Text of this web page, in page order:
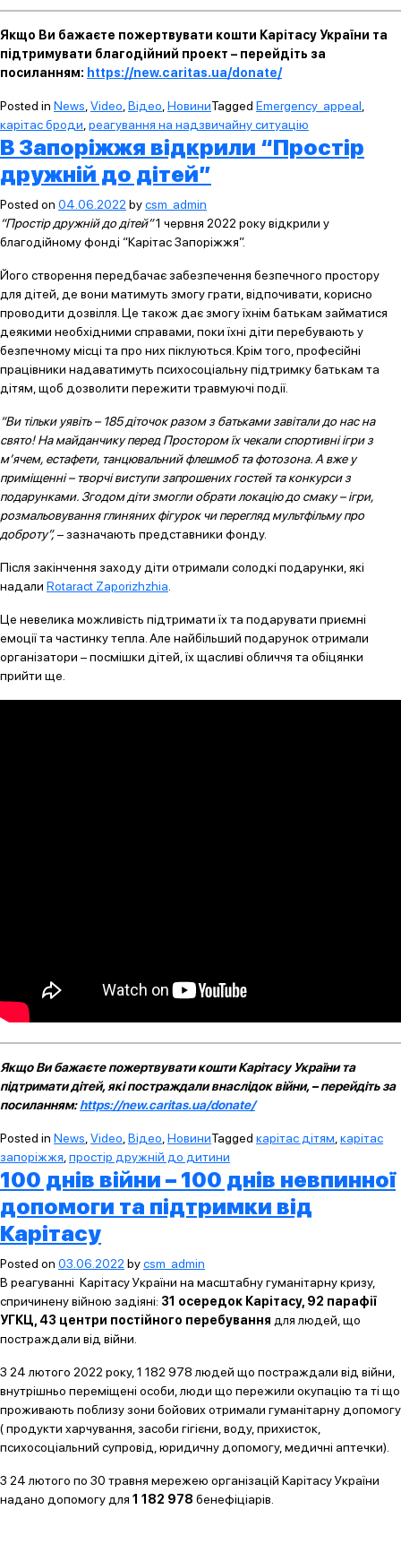
Якщо Ви бажаєте пожертвувати кошти Карітасу України та
підтримувати благодійний проект – перейдіть за
посиланням: https://new.caritas.ua/donate/
Posted in News Video Відео НовиниTagged Emergency_appeal
карітас броди реагування на надзвичайну ситуацію
В Запоріжжя відкрили “Простір
дружній до дітей”
Posted on 04.06.2022 bycsm_admin
“Простір дружній до дітей”1 червня 2022 року відкрили у
благодійному фонді “Карітас Запоріжжя”.
Його створення передбачає забезпечення безпечного простору
для дітей, де вони матимуть змогу грати, відпочивати, корисно
проводити дозвілля. Це також дає змогу їхнім батькам займатися
деякими необхідними справами, поки їхні діти перебувають у
безпечному місці та про них піклуються. Крім того, професійні
працівники надаватимуть психосоціальну підтримку батькам та
дітям, щоб дозволити пережити травмуючі події.
“Ви тільки уявіть – 185 діточок разом з батьками завітали до нас на
свято! На майданчику перед Простором їх чекали спортивні ігри з
м’ячем, естафети, танцювальний флешмоб та фотозона. А вже у
приміщенні – творчі виступи запрошених гостей та конкурси з
подарунками. Згодом діти змогли обрати локацію до смаку – ігри,
розмальовування глиняних фігурок чи перегляд мультфільму про
доброту”,– зазначають представники фонду.
Після закінчення заходу діти отримали солодкі подарунки, які
надали Rotaract Zaporizhzhia
Це невелика можливість підтримати їх та подарувати приємні
емоції та частинку тепла. Але найбільший подарунок отримали
організатори – посмішки дітей, їх щасливі обличчя та обіцянки
прийти ще.
Якщо Ви бажаєте пожертвувати кошти Карітасу України та
підтримати дітей, які постраждали внаслідок війни, – перейдіть за
посиланням:https://new.caritas.ua/donate/
Posted in News Video Відео НовиниTagged карітас дітям карітас
запоріжжя простір дружній до дитини
100 днів війни – 100 днів невпинної
допомоги та підтримки від
Карітасу
Posted on 03.06.2022 bycsm_admin
В реагуванні Карітасу України на масштабну гуманітарну кризу,
спричинену війною задіяні: 31 осередок Карітасу, 92 парафії
УГКЦ, 43 центри постійного перебування для людей, що
постраждали від війни.
З 24 лютого 2022 року, 1 182 978 людей що постраждали від війни,
внутрішньо переміщені особи, люди що пережили окупацію та ті що
проживають поблизу зони бойових отримали гуманітарну допомогу
( продукти харчування, засоби гігієни, воду, прихисток,
психосоціальний супровід, юридичну допомогу, медичні аптечки).
З 24 лютого по 30 травня мережею організацій Карітасу України
надано допомогу для 1 182 978 бенефіціарів.